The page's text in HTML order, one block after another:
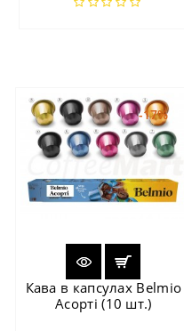
-17%
Кава в капсулах Belmio
Асорті (10 шт.)